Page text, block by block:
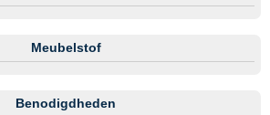
Meubelstof
Benodigdheden